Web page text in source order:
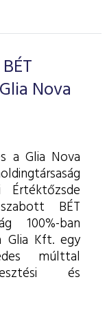
Nova
a Glia Nova
Értéktőzsde
BÉT
100%-ban
Glia Kft. egy
múlttal
és